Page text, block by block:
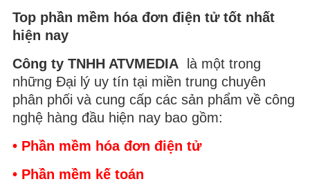
Top phần mềm hóa đơn điện tử tốt nhất
hiện nay
Công ty TNHH ATVMEDIA
là một trong
những Đại lý uy tín tại miền trung chuyên
phân phối và cung cấp các sản phẩm về công
nghệ hàng đầu hiện nay bao gồm:
• Phần mềm hóa đơn điện tử
• Phần mềm kế toán